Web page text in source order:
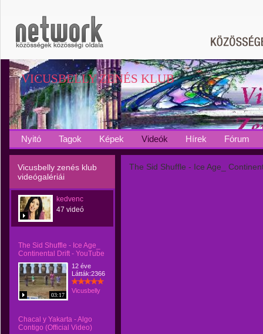
VICUSBELLY ZENÉS KLUB
Nyitó Tagok Képek Videók Hírek Fórum
Vicusbelly zenés klub
videógalériái
kedvenc
47 videó
The Sid Shuffle - Ice Age_
Continental Drift - YouTube
03:17
12 éve
Látták:2366
Vicusbelly
Chacal y Yakarta - Algo
Contigo (Official Video)
The Sid Shuffle - Ice Age_